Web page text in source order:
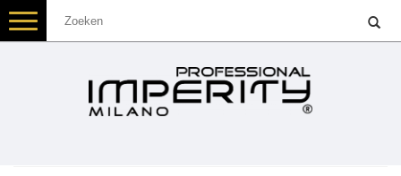
Toggle
navigation